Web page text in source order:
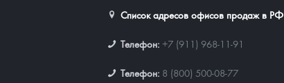
Список адресов офисов продаж в РФ
Телефон: +7 (911) 968-11-91
Телефон: 8 (800) 500-08-77